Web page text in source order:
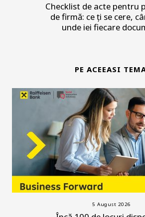
Checklist de acte pentru
de firmă: ce ți se cere,
unde iei fiecare
PE ACEEASI
5 August 2026